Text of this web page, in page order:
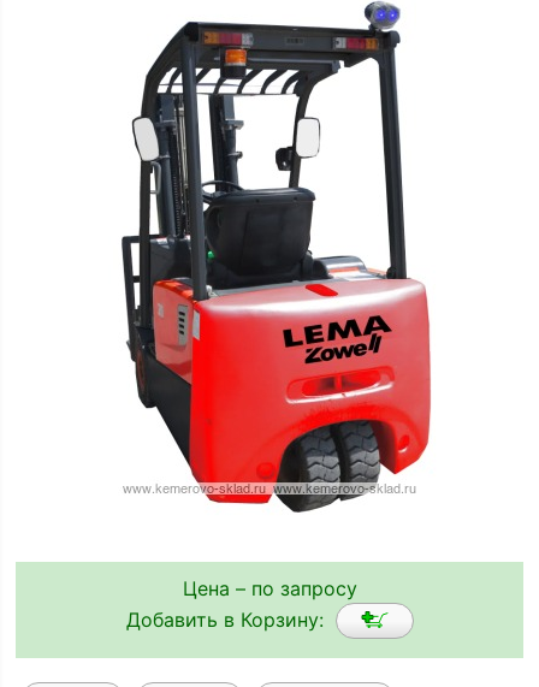
Цена – по запросу
Добавить в Корзину: